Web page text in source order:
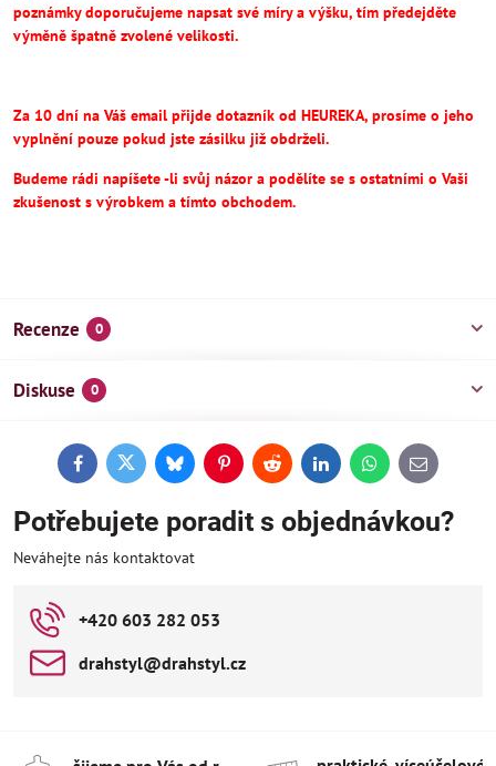
poznámky doporučujeme napsat své míry a výšku, tím předejděte
výměně špatně zvolené velikosti.
Za 10 dní na Váš email přijde dotazník od HEUREKA, prosíme o jeho
vyplnění pouze pokud jste zásilku již obdrželi.
Budeme rádi napíšete -li svůj názor a podělíte se s ostatními o Vaši
zkušenost s výrobkem a tímto obchodem.
Recenze 0
Diskuse 0
FacebookTwitterBlueskyPinterestReddit LinkedInWhatsApp
E-
mail
Potřebujete poradit s objednávkou?
Neváhejte nás kontaktovat
+420 603 282 053
drahstyl​@drahstyl​.cz